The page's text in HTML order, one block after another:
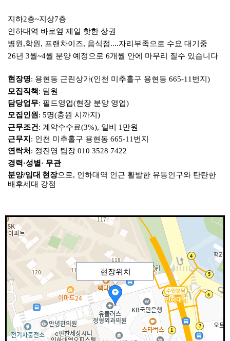
지하2층~지상7층
인하대역 바로옆 제일 핫한 상권
병원,학원, 프랜차이즈, 음식점....자리부족으로 수요 대기중
26년 3월~4월 분양 예정으로 6개월 안에 마무리 질수 있습니다
현장명: 용현동 근린상가(인천 미추홀구 용현동 665-11번지)
모집직책: 팀원
담당업무: 필드영업(현장 분양 영업)
모집인원: 5명(충원 시까지)
근무조건: 계약수수료(3%), 일비 1 만원
근무지: 인천 미추홀구 용현동 665-11 번지
연락처: 정진영 팀장 010 3528 7422
경력·성별· 무관
분양/임대 현장으로, 인하대역 인근 활발한 유동인구와 탄탄한
배후세대 강점
현장위치